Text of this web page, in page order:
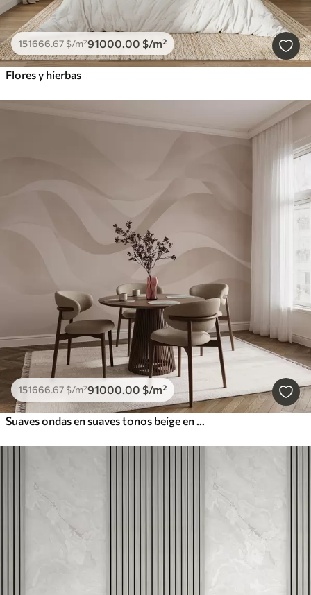
151666.67$/m²91000.00 $/m²
Flores y hierbas
151666.67$/m²91000.00 $/m²
Suaves ondas en suaves tonos beige en estilo acuarela